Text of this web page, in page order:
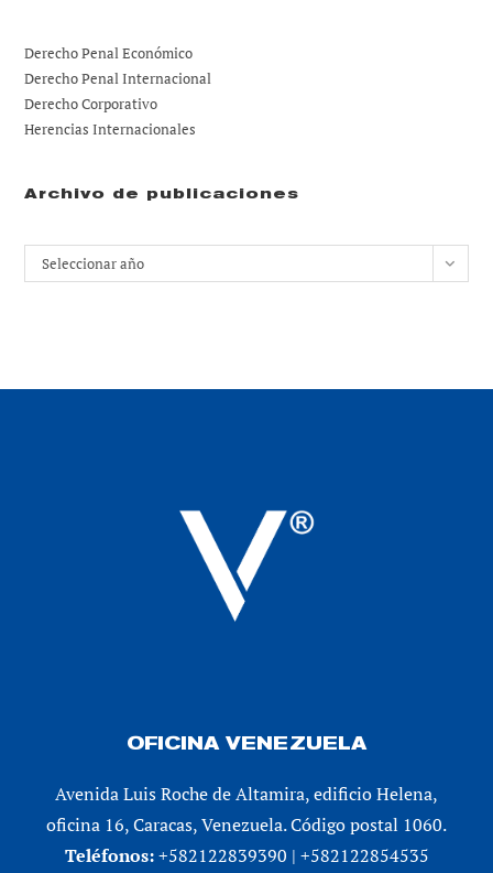
Derecho Penal Económico
Derecho Penal Internacional
Derecho Corporativo
Herencias Internacionales
Archivo de publicaciones
Archivos
Seleccionar año
OFICINA VENEZUELA
Avenida Luis Roche de Altamira, edificio Helena,
oficina 16, Caracas, Venezuela. Código postal 1060.
Teléfonos:+582122839390 | +582122854535